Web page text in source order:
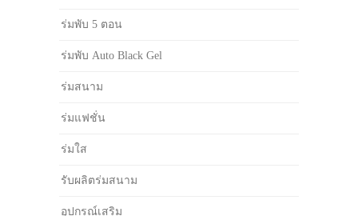
ร่มพับ 5 ตอน
ร่มพับ Auto Black Gel
ร่มสนาม
ร่มแฟชั่น
ร่มใส
รับผลิตร่มสนาม
อุปกรณ์เสริม